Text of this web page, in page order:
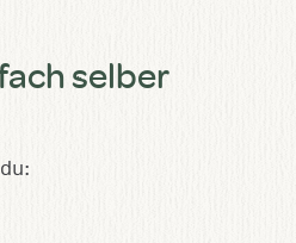
selber